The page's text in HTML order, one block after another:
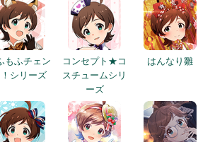
もふチェン
シリーズ
コンセプト★コ
スチュームシリ
ーズ
はんなり雛